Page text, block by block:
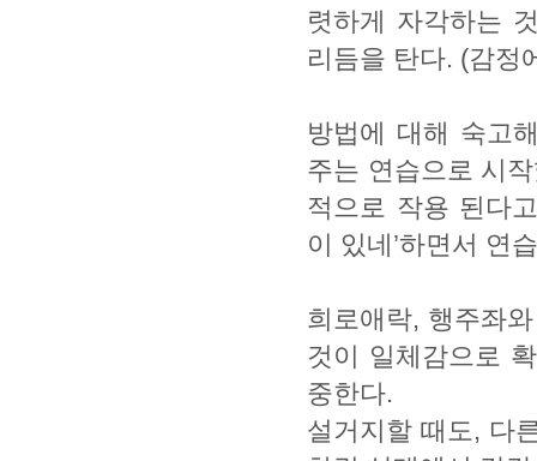
렷하게 자각하는
리듬을 탄다. (감정
방법에 대해 숙고
주는 연습으로 시
적으로 작용 된다
이 있네’하면서 연
희로애락, 행주좌
것이 일체감으로
중한다.
설거지할 때도, 다